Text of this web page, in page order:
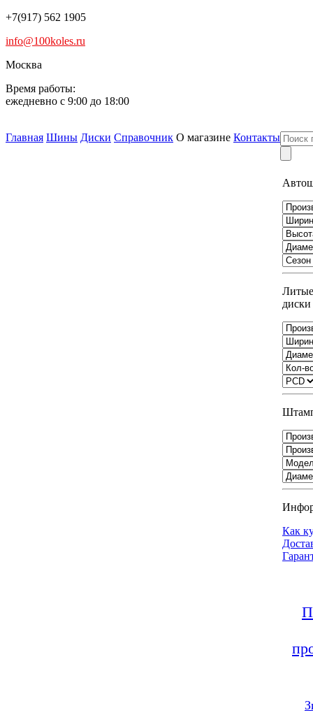
+7(917) 562 1905
info@100koles.ru
Москва
Время работы:
ежедневно с 9:00 до 18:00
Главная Шины Диски Справочник О магазине Контакты
Литые
диски
Как